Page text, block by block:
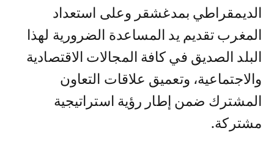
الديمقراطي بمدغشقر وعلى استعداد
المغرب تقديم يد المساعدة الضرورية لهذا
البلد الصديق في كافة المجالات الاقتصادية
والاجتماعية، وتعميق علاقات التعاون
المشترك ضمن إطار رؤية استراتيجية
مشتركة.